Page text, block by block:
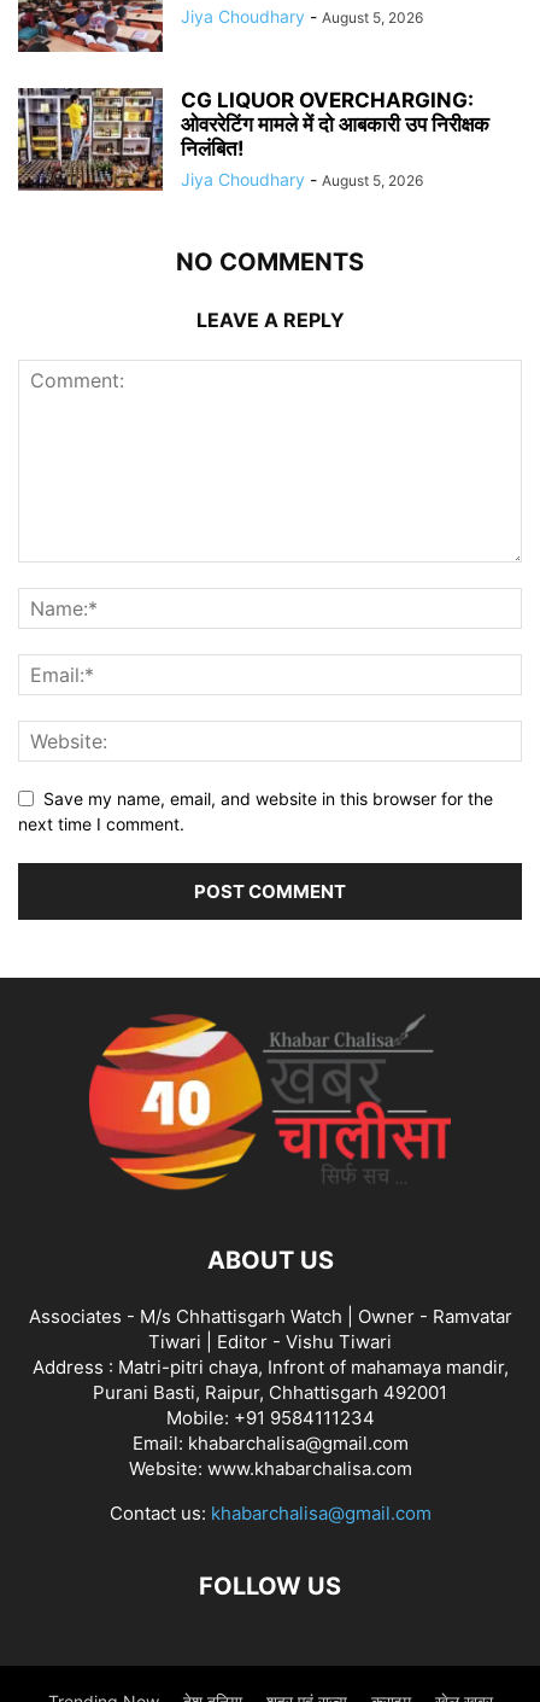
Jiya Choudhary - August 5, 2026
CG LIQUOR OVERCHARGING:
ओवररेटिंग मामले में दो आबकारी उप निरीक्षक
निलंबित!
Jiya Choudhary - August 5, 2026
NO COMMENTS
LEAVE A REPLY
Save my name, email, and website in this browser for the
next time I comment.
ABOUT US
Associates - M/s Chhattisgarh Watch | Owner - Ramvatar
Tiwari | Editor - Vishu Tiwari
Address : Matri-pitri chaya, Infront of mahamaya mandir,
Purani Basti, Raipur, Chhattisgarh 492001
Mobile: +91 9584111234
Email: khabarchalisa@gmail.com
Website: www.khabarchalisa.com
Contact us: khabarchalisa@gmail.com
FOLLOW US